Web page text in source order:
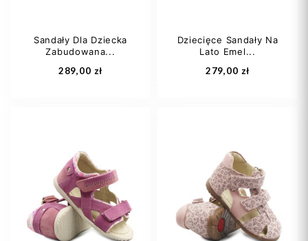
Dodaj do koszyka Dodaj do koszyka
Sandały Dla Dziecka
Zabudowana...
289,00 zł
20
22
23 +1
Dziecięce Sandały Na
Lato Emel...
279,00 zł
21
22
23